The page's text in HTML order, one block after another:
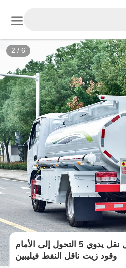
3 / 6
دونغفينغ 5000 لتر ناقل نقل يدوي 5 التحول إلى الأمام
وقود زيت ناقل النفط فيليبين